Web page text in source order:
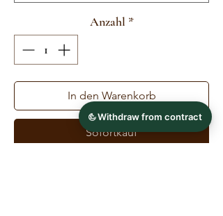
Anzahl *
In den Warenkorb
Sofortkauf